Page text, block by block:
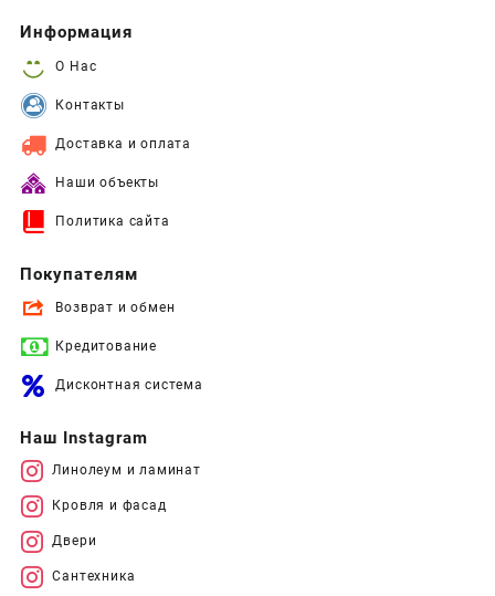
Информация
О Нас
Контакты
Доставка и оплата
Наши объекты
Политика сайта
Покупателям
Возврат и обмен
Кредитование
Дисконтная система
Наш Instagram
Линолеум и ламинат
Кровля и фасад
Двери
Сантехника